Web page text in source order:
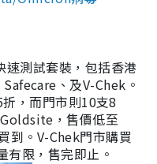
測試套裝，包括香港
、及V-Chek。
，而門市則10支8
，售價低至
到。V-Chek門市購買
有限，售完即止。